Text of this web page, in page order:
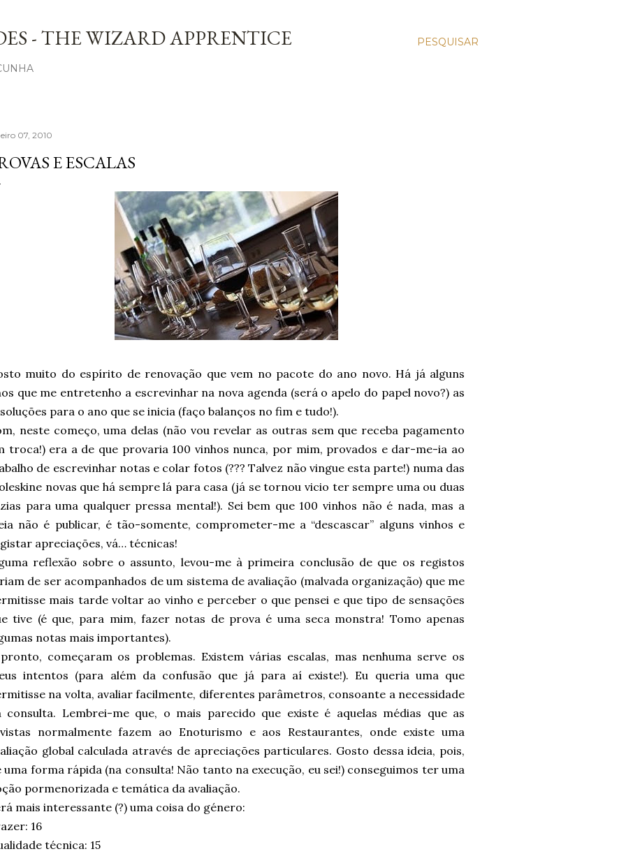
PESQUISAR
- THE WIZARD APPRENTICE
07, 2010
E ESCALAS
muito do espírito de renovação que vem no pacote do ano novo. Há já alguns
que me entretenho a escrevinhar na nova agenda (será o apelo do papel novo?) as
para o ano que se inicia (faço balanços no fim e tudo!).
neste começo, uma delas (não vou revelar as outras sem que receba pagamento
troca!) era a de que provaria 100 vinhos nunca, por mim, provados e dar-me-ia ao
de escrevinhar notas e colar fotos (??? Talvez não vingue esta parte!) numa das
novas que há sempre lá para casa (já se tornou vicio ter sempre uma ou duas
para uma qualquer pressa mental!). Sei bem que 100 vinhos não é nada, mas a
não é publicar, é tão-somente, comprometer-me a “descascar” alguns vinhos e
apreciações, vá… técnicas!
reflexão sobre o assunto, levou-me à primeira conclusão de que os registos
de ser acompanhados de um sistema de avaliação (malvada organização) que me
mais tarde voltar ao vinho e perceber o que pensei e que tipo de sensações
tive (é que, para mim, fazer notas de prova é uma seca monstra! Tomo apenas
notas mais importantes).
começaram os problemas. Existem várias escalas, mas nenhuma serve os
intentos (para além da confusão que já para aí existe!). Eu queria uma que
na volta, avaliar facilmente, diferentes parâmetros, consoante a necessidade
consulta. Lembrei-me que, o mais parecido que existe é aquelas médias que as
normalmente fazem ao Enoturismo e aos Restaurantes, onde existe uma
global calculada através de apreciações particulares. Gosto dessa ideia, pois,
uma forma rápida (na consulta! Não tanto na execução, eu sei!) conseguimos ter uma
pormenorizada e temática da avaliação.
mais interessante (?) uma coisa do género:
16
técnica: 15